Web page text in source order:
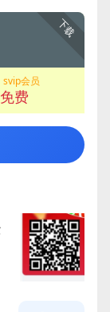
下载
svip会员
免费